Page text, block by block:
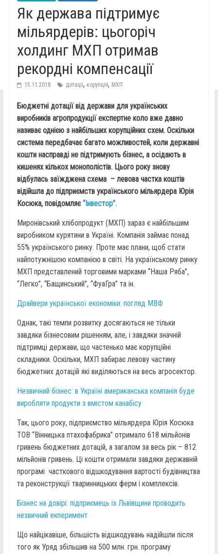
Як держава підтримує
мільярдерів: цьогоріч
холдинг МХП отримав
рекордні компенсації
15.11.2018 дотації, корупція, МХП
Бюджетні дотації від держави для українських
виробників агропродукції експертне коло вже давно
називає однією з найбільших корупційних схем. Оскільки
система передбачає багато можливостей, коли державні
кошти насправді не підтримують бізнес, а осідають в
кишенях кількох монополістів. Цього року знову
відбулась заїжджена схема – левова частка коштів
відійшла до підприємств українського мільярдера Юрія
Косюка, повідомляє“Інвестор”.
Миронівський хлібопродукт (МХП) зараз є найбільшим
виробником курятини в Україні. Компанія займає понад
55% українського ринку. Проте має плани, щоб стати
найпотужнішою компанією в світі. На українському ринку
МХП представлений торговими марками “Наша Ряба”,
“Легко”, “Бащинський”, “ФуаГра” та ін.
Драйвери української економіки: погляд МВФ
Однак, такі темпи розвитку досягаються не тільки
завдяки бізнесовим рішенням, але, і завдяки значній
підтримці держави, що частенько має корупційні
складники. Оскільки, МХП забирає левову частину
бюджетних дотацій які виділяються на весь агросектор.
Незвичний бізнес: в Україні американська компанія буде
виробляти продукти з вмістом канабісу
Так, цього року, підприємство мільярдера Юрія Косюка
ТОВ “Вінницька птахофабрика” отримало 618 мільйонів
гривень бюджетних дотацій, а загалом за весь рік – 812
мільйонів гривень. Ці кошти отримали завдяки державній
програмі часткового відшкодування вартості будівництва
та реконструкції тваринницьких ферм і комплексів.
Бізнес на довірі: підприємець із Львівщини проводить
незвичний екперимент
Що найцікавіше, більшість відшкодувань надійшли після
того як Уряд збільшив на 500 млн. грн. програму